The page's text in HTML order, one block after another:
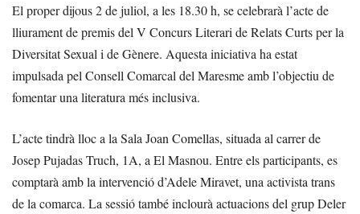
El proper dijous 2 de juliol, a les 18.30 h, se celebrarà l’acte de
lliurament de premis del V Concurs Literari de Relats Curts per la
Diversitat Sexual i de Gènere. Aquesta iniciativa ha estat
impulsada pel Consell Comarcal del Maresme amb l’objectiu de
fomentar una literatura més inclusiva.
L’acte tindrà lloc a la Sala Joan Comellas, situada al carrer de
Josep Pujadas Truch, 1A, a El Masnou. Entre els participants, es
comptarà amb la intervenció d’Adele Miravet, una activista trans
de la comarca. La sessió també inclourà actuacions del grup Deler